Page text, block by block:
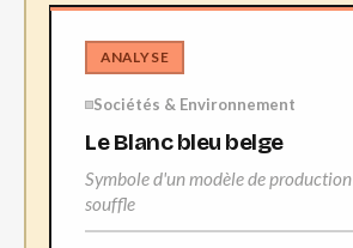
ANALYSE
Sociétés & Environnement
Le Blanc bleu belge
Symbole d'un modèle de
souffle